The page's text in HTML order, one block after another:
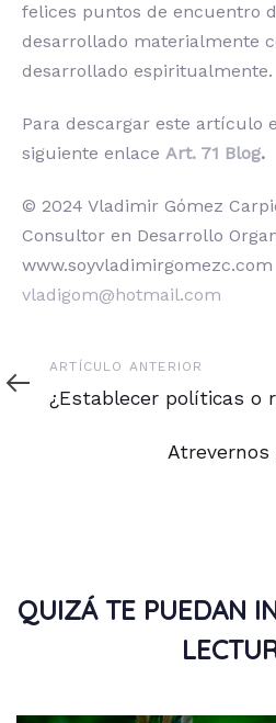
felices puntos de encuentro
desarrollado materialmente
desarrollado espiritualmente.
Para descargar este artículo
siguiente enlace Art. 71 Blog.
© 2024 Vladimir Gómez
Consultor en Desarrollo
www.soyvladimirgomezc.com
vladigom@hotmail.com
Artículo
anterior
ARTÍCULO ANTERIOR
¿Establecer políticas o
siguiente
QUIZÁ TE PUEDAN